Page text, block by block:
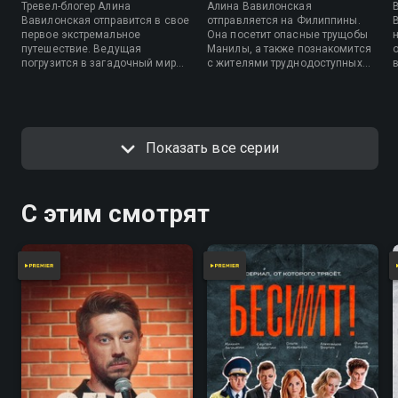
Тревел-блогер Алина
Вавилонская отправится в свое
первое экстремальное
путешествие. Ведущая
погрузится в загадочный мир
взросления и попробует
традиционный макияж.
Алина Вавилонская
отправляется на Филиппины.
Она посетит опасные трущобы
Манилы, а также познакомится
с жителями труднодоступных
Показать все серии
С этим смотрят